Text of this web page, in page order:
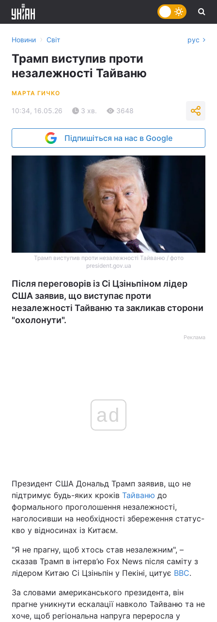
Україна Політика
Економіка Світ
Техно і зв'язок Лайт
Здоров'я Туризм
Новини › Світ рус
Трамп виступив проти
незалежності Тайваню
МАРТА ГИЧКО
10:34, 16.05.26 3 хв. 3648
Підпишіться на нас в Google
Трамп виступив проти незалежності Тайваню / фото
president.gov.ua
Після переговорів із Сі Цзіньпіном лідер
США заявив, що виступає проти
незалежності Тайваню та закликав сторони
"охолонути".
Реклама
ad
Президент США Дональд Трамп заявив, що не
підтримує будь-яких кроків Тайваню до
формального проголошення незалежності,
наголосивши на необхідності збереження статус-
кво у відносинах із Китаєм.
"Я не прагну, щоб хтось став незалежним", –
сказав Трамп в інтерв’ю Fox News після саміту з
лідером Китаю Сі Цзіньпін у Пекіні, цитує BBC.
За словами американського президента, він
прагне уникнути ескалації навколо Тайваню та не
хоче, щоб регіональна напруга переросла у